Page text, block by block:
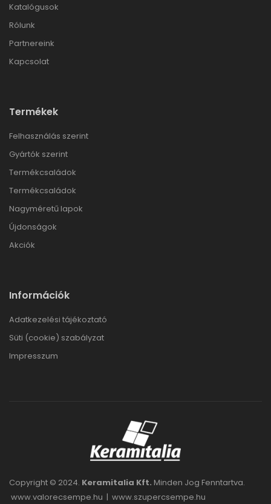
Katalógusok
Rólunk
Partnereink
Kapcsolat
Termékek
Felhasználás szerint
Gyártók szerint
Termékcsaládok
Termékcsaládok
Nagyméretű lapok
Újdonságok
Akciók
Információk
Adatkezelési tájékoztató
Süti (cookie) szabályzat
Impresszum
Copyright © 2024. Keramitalia Kft. Minden Jog Fenntartva.
www.valorecsempe.hu | www.szupercsempe.hu